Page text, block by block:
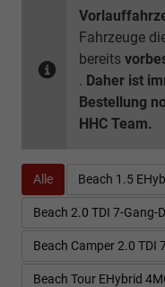
Fahrzeuge
bereits
. Daher ist
Bestellung
HHC Team.
Alle Beach 1.5
Beach 2.0 TDI 7-Gang-
Beach Camper 2.0 TDI
Beach Tour EHybrid